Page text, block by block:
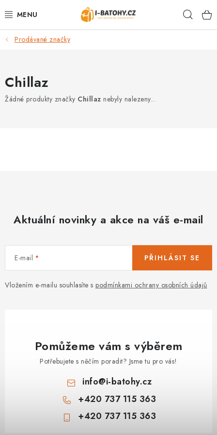
na
VÝPRODEJ %
PODLE AKTIVITY
ZNAČKY
Doprava a platba Vše o nákupu Kontakty
Poradna
O nás
Blog
Prodávané značky
Chillaz
Žádné produkty značky Chillaz nebyly nalezeny...
Aktuální novinky a akce na váš e-mail
E-mail
Vložením e-mailu souhlasíte s podmínkami ochrany osobních údajů
PŘIHLÁSIT SE
Pomůžeme vám s výběrem
Potřebujete s něčím poradit? Jsme tu pro vás!
info@i-batohy.cz
+420 737 115 363
+420 737 115 363